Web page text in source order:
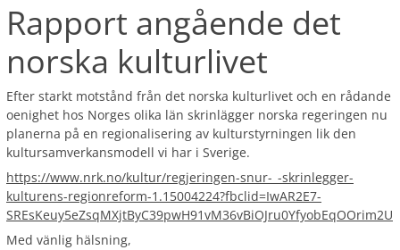
Rapport angående det
norska kulturlivet
Efter starkt motstånd från det norska kulturlivet och en rådande
oenighet hos Norges olika län skrinlägger norska regeringen nu
planerna på en regionalisering av kulturstyrningen lik den
kultursamverkansmodell vi har i Sverige.
https://www.nrk.no/kultur/regjeringen-snur-_-skrinlegger-
kulturens-regionreform-1.15004224?fbclid=IwAR2E7-
SREsKeuy5eZsqMXjtByC39pwH91vM36vBiOJru0YfyobEqOOrim2U
Med vänlig hälsning,